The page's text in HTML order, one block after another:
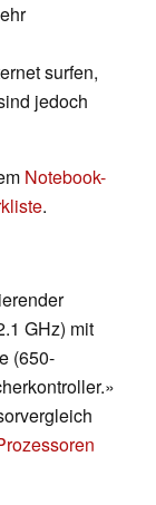
surfen,
jedoch
Notebook-
.
GHz) mit
(650-